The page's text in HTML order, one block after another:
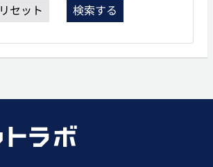
リセット 検索する